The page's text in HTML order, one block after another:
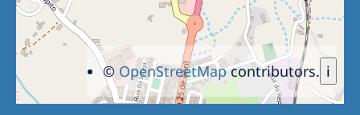
i
© OpenStreetMapcontributors.